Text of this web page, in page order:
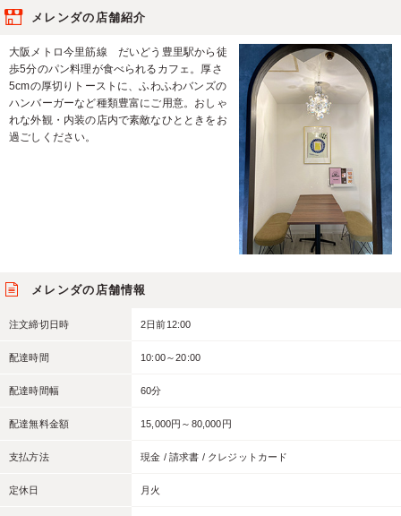
メレンダの店舗紹介
大阪メトロ今里筋線 だいどう豊里駅から徒
歩5分のパン料理が食べられるカフェ。厚さ
5cmの厚切りトーストに、ふわふわバンズの
ハンバーガーなど種類豊富にご用意。おしゃ
れな外観・内装の店内で素敵なひとときをお
過ごしください。
メレンダの店舗情報
注文締切日時 2日前12:00
配達時間 10:00～20:00
配達時間幅 60分
配達無料金額 15,000円～80,000円
支払方法 現金 / 請求書 / クレジットカード
定休日 月火